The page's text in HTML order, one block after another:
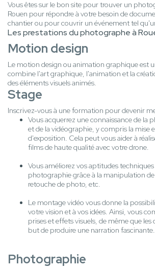
Vous êtes sur le bon site pour trouver un
Rouen pour répondre à votre besoin de
chantier ou pour couvrir un événement tel
Les prestations du photographe à
Motion design
Le motion design ou animation graphique est
combine l'art graphique, l'animation et la
des éléments visuels animés.
Stage
Inscrivez-vous à une formation pour devenir
Vous acquerrez une connaissance de la
et de la vidéographie, y compris la mise
d'exposition. Cela peut vous aider à
films de haute qualité avec votre drone.
Vous améliorez vos aptitudes
photographie grâce à la manipulation
retouche de photo, etc.
Le montage vidéo vous donne la
votre vision et à vos idées. Ainsi, vous
prises et effets visuels, de même que les
but de produire une narration fascinante.
Photographie